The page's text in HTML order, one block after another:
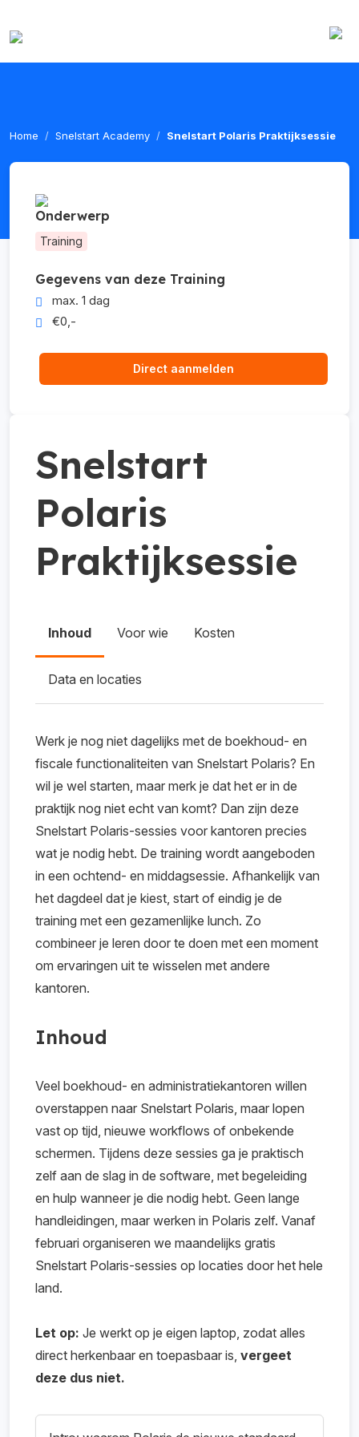
Home Snelstart Academy Snelstart Polaris Praktijksessie
Onderwerp
Training
Gegevens van deze Training
max. 1 dag
€0,-
Direct aanmelden
Snelstart
Polaris
Praktijksessie
Inhoud Voor wie Kosten
Data en locaties
Werk je nog niet dagelijks met de boekhoud- en
fiscale functionaliteiten van Snelstart Polaris? En
wil je wel starten, maar merk je dat het er in de
praktijk nog niet echt van komt? Dan zijn deze
Snelstart Polaris-sessies voor kantoren precies
wat je nodig hebt. De training wordt aangeboden
in een ochtend- en middagsessie. Afhankelijk van
het dagdeel dat je kiest, start of eindig je de
training met een gezamenlijke lunch. Zo
combineer je leren door te doen met een moment
om ervaringen uit te wisselen met andere
kantoren.
Inhoud
Veel boekhoud- en administratiekantoren willen
overstappen naar Snelstart Polaris, maar lopen
vast op tijd, nieuwe workflows of onbekende
schermen. Tijdens deze sessies ga je praktisch
zelf aan de slag in de software, met begeleiding
en hulp wanneer je die nodig hebt. Geen lange
handleidingen, maar werken in Polaris zelf. Vanaf
februari organiseren we maandelijks gratis
Snelstart Polaris-sessies op locaties door het hele
land.
Let op: Je werkt op je eigen laptop, zodat alles
direct herkenbaar en toepasbaar is, vergeet
deze dus niet.